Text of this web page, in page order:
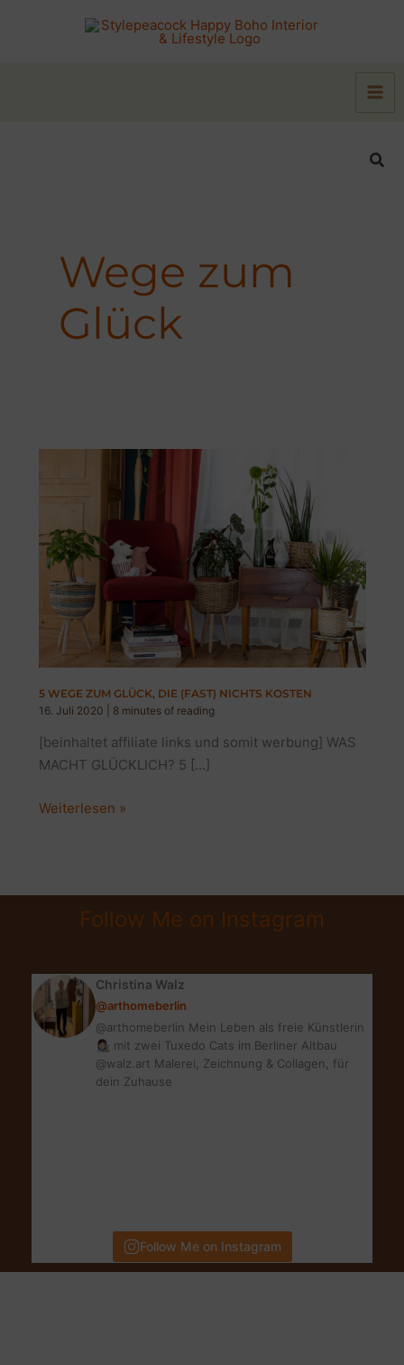
Wege zum
Glück
5 WEGE ZUM GLÜCK, DIE (FAST) NICHTS KOSTEN
16. Juli 2020
8 minutes of reading
[beinhaltet affiliate links und somit werbung] WAS
MACHT GLÜCKLICH? 5 […]
5
DIE
Weiterlesen »
Follow Me on Instagram
Christina Walz
@arthomeberlin
@arthomeberlin Mein Leben als freie Künstlerin
👩🏻‍🎨 mit zwei Tuxedo Cats im Berliner Altbau
@walz.art Malerei, Zeichnung & Collagen, für
dein Zuhause
Follow Me on Instagram